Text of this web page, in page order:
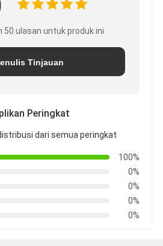
50 ulasan untuk produk ini
Tinjauan
Peringkat
dari semua peringkat
100%
0%
0%
0%
0%